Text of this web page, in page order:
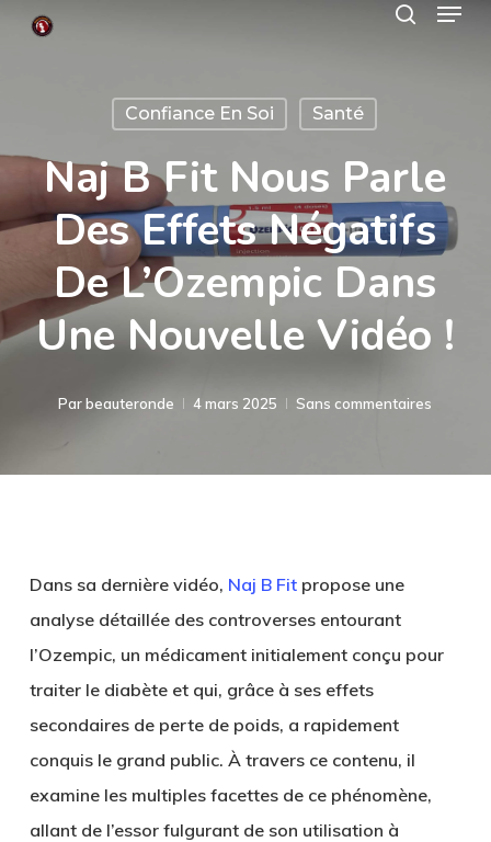
Skip
Confiance En Soi Santé
Naj B Fit Nous Parle
Des Effets Négatifs
De L’Ozempic Dans
Une Nouvelle Vidéo !
Par beauteronde 4 mars 2025 Sans commentaires
Dans sa dernière vidéo, Naj B Fitpropose une
analyse détaillée des controverses entourant
l’Ozempic, un médicament initialement conçu pour
traiter le diabète et qui, grâce à ses effets
secondaires de perte de poids, a rapidement
conquis le grand public. À travers ce contenu, il
examine les multiples facettes de ce phénomène,
allant de l’essor fulgurant de son utilisation à